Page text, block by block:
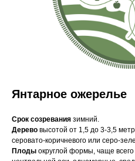
Янтарное ожерелье
Срок созревания зимний.
Дерево высотой от 1,5 до 3-3,5
серовато-коричневого или серо-
Плоды округлой формы, чаще